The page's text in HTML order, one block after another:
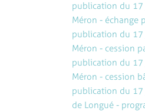
publication du 17
Méron - échange
publication du 17
Méron - cession
publication du 17
Méron - cession
publication du 17
de Longué -